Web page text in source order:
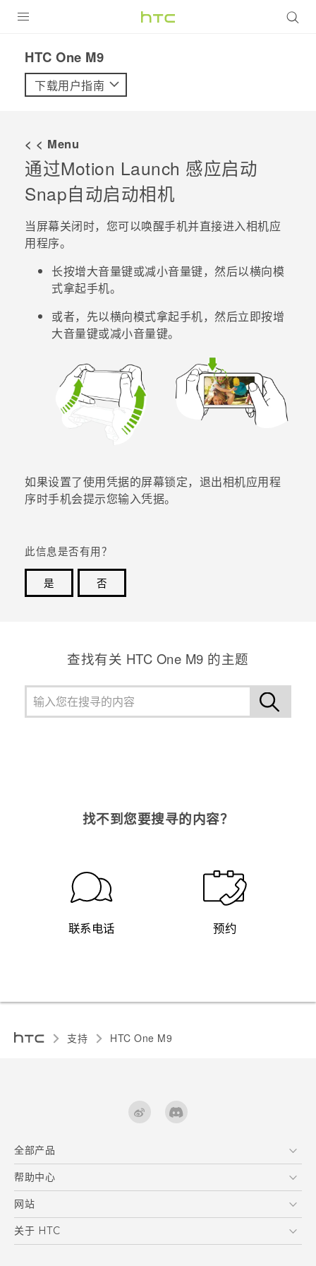
VIVE
支持帮助
在线客服
HTC One M9‎
下载用户指南
< < Menu
通过Motion Launch 感应启动
Snap自动启动相机
当屏幕关闭时，您可以唤醒手机并直接进入相机应
用程序。
长按增大音量键或减小音量键，然后以横向模
式拿起手机。
或者，先以横向模式拿起手机，然后立即按增
大音量键或减小音量键。
如果设置了使用凭据的屏幕锁定，退出相机应用程
序时手机会提示您输入凭据。
此信息是否有用？
是
否
查找有关 HTC One M9 的主题
找不到您要搜寻的内容？
联系电话 预约
支持 HTC One M9‎
全部产品
区块链智能手机
VIVE
帮助中心
在线客服
支援与服务
产品保固说明
网站
HTC Dev
关于 HTC